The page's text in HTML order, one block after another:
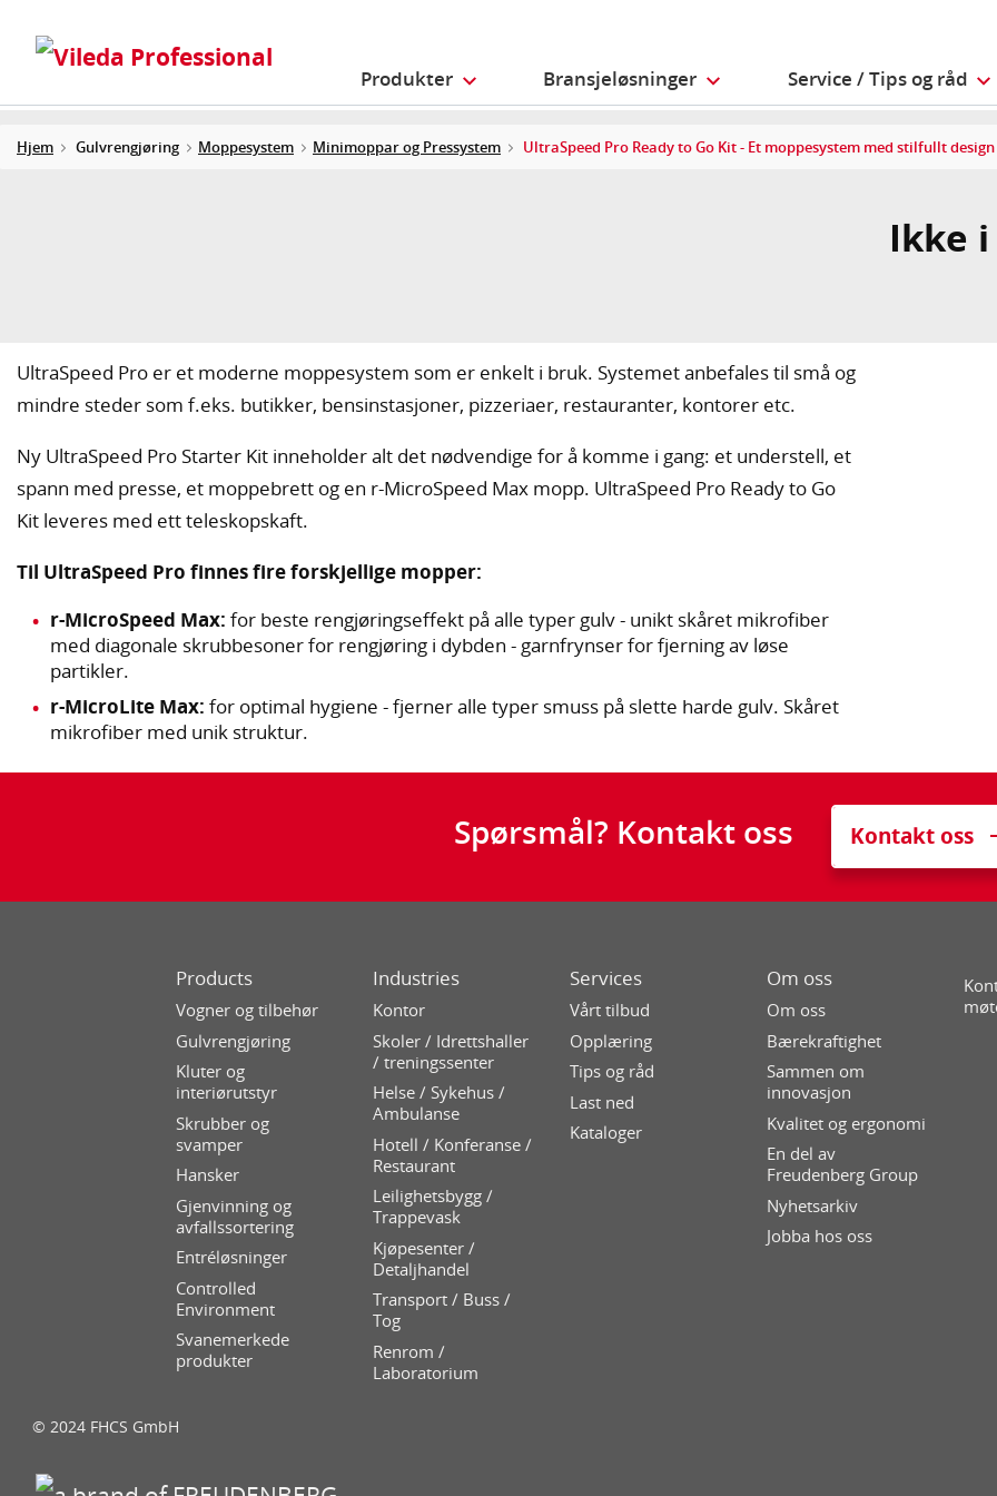
Produkter Bransjeløsninger Service / Tips og råd
Hjem Gulvrengjøring Moppesystem Minimoppar og Pressystem UltraSpeed Pro Ready to Go Kit - Et moppesystem med stilfullt
Ikke
UltraSpeed Pro er et moderne moppesystem som er enkelt i bruk. Systemet anbefales til små og
mindre steder som f.eks. butikker, bensinstasjoner, pizzeriaer, restauranter, kontorer etc.
Ny UltraSpeed Pro Starter Kit inneholder alt det nødvendige for å komme i gang: et understell, et
spann med presse, et moppebrett og en r-MicroSpeed Max mopp. UltraSpeed Pro Ready to Go
Kit leveres med ett teleskopskaft.
Til UltraSpeed Pro finnes fire forskjellige mopper:
r-MicroSpeed Max: for beste rengjøringseffekt på alle typer gulv - unikt skåret mikrofiber
med diagonale skrubbesoner for rengjøring i dybden - garnfrynser for fjerning av løse
partikler.
r-MicroLite Max: for optimal hygiene - fjerner alle typer smuss på slette harde gulv. Skåret
mikrofiber med unik struktur.
Spørsmål? Kontakt oss Kontakt oss
Products
Vogner og tilbehør
Gulvrengjøring
Kluter og
interiørutstyr
Skrubber og
svamper
Hansker
Gjenvinning og
avfallssortering
Entréløsninger
Controlled
Environment
Svanemerkede
produkter
Industries
Kontor
Skoler / Idrettshaller
/ treningssenter
Helse / Sykehus /
Ambulanse
Hotell / Konferanse /
Restaurant
Leilighetsbygg /
Trappevask
Kjøpesenter /
Detaljhandel
Transport / Buss /
Tog
Renrom /
Laboratorium
Services
Vårt tilbud
Opplæring
Tips og råd
Last ned
Kataloger
Om oss
Om oss
Bærekraftighet
Sammen om
innovasjon
Kvalitet og ergonomi
En del av
Freudenberg Group
Nyhetsarkiv
Jobba hos oss
© 2024 FHCS GmbH